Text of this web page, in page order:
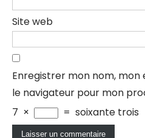
Site web
Enregistrer mon nom,
le navigateur pour mon
7 × = soixante trois